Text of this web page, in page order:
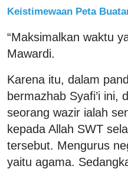
Keistimewaan Peta
“Maksimalkan waktu
Mawardi.
Karena itu, dalam
bermazhab Syafi’i ini,
seorang wazir ialah
kepada Allah SWT
tersebut. Mengurus
yaitu agama.